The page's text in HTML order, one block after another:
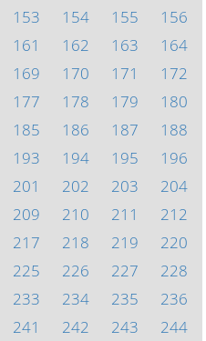
153 154 155
156
161 162 163
164
169 170 171
172
177 178 179
180
185 186 187
188
193 194 195
196
201 202 203
204
209 210 211
212
217 218 219
220
225 226 227
228
233 234 235
236
241 242 243
244